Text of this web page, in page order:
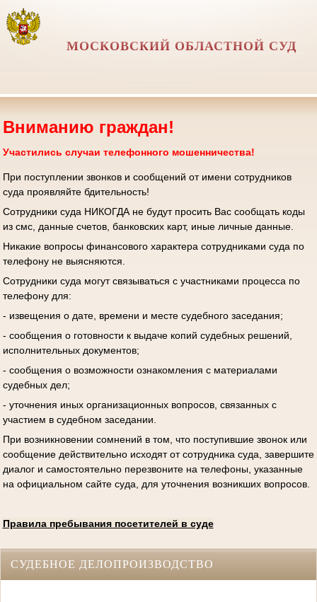
МОСКОВСКИЙ ОБЛАСТНОЙ СУД
Вниманию граждан!
Участились случаи телефонного мошенничества!
При поступлении звонков и сообщений от имени сотрудников
суда проявляйте бдительность!
Сотрудники суда НИКОГДА не будут просить Вас сообщать коды
из смс, данные счетов, банковских карт, иные личные данные.
Никакие вопросы финансового характера сотрудниками суда по
телефону не выясняются.
Сотрудники суда могут связываться с участниками процесса по
телефону для:
- извещения о дате, времени и месте судебного заседания;
- сообщения о готовности к выдаче копий судебных решений,
исполнительных документов;
- сообщения о возможности ознакомления с материалами
судебных дел;
- уточнения иных организационных вопросов, связанных с
участием в судебном заседании.
При возникновении сомнений в том, что поступившие звонок или
сообщение действительно исходят от сотрудника суда, завершите
диалог и самостоятельно перезвоните на телефоны, указанные
на официальном сайте суда, для уточнения возникших вопросов.
Правила пребывания посетителей в суде
СУДЕБНОЕ ДЕЛОПРОИЗВОДСТВО